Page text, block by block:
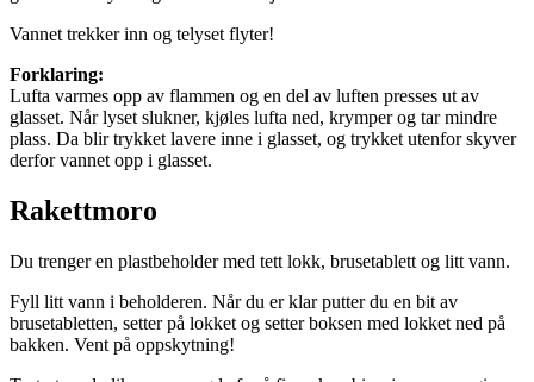
Vannet trekker inn og telyset flyter!
Forklaring:
Lufta varmes opp av flammen og en del av luften presses ut av
glasset. Når lyset slukner, kjøles lufta ned, krymper og tar mindre
plass. Da blir trykket lavere inne i glasset, og trykket utenfor skyver
derfor vannet opp i glasset.
Rakettmoro
Du trenger en plastbeholder med tett lokk, brusetablett og litt vann.
Fyll litt vann i beholderen. Når du er klar putter du en bit av
brusetabletten, setter på lokket og setter boksen med lokket ned på
bakken. Vent på oppskytning!